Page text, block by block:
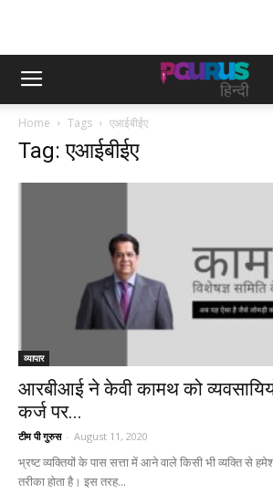
Home Tags एआईबीईए
Tag: एआईबीईए
व्यापार
आरबीआई ने केवी कामथ को
कर्ज पर...
टीम पी गुरुस - August 11, 2020
भ्रष्ट व्यक्तियों के पास सत्ता में आने वाले किसी भी व्यक्ति से
तरीका होता है। इस तरह...